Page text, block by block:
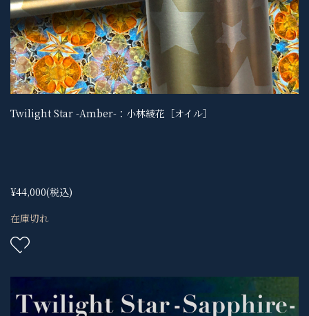
Twilight Star -Amber-：小林綾花［オイル］
¥44,000(税込)
在庫切れ